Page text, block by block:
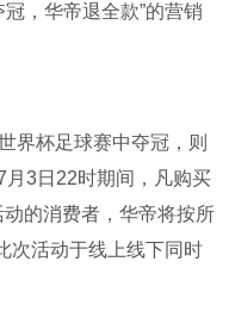
，华帝退全款”的营销
界杯足球赛中夺冠，则
3日22时期间，凡购买
动的消费者，华帝将按所
次活动于线上线下同时